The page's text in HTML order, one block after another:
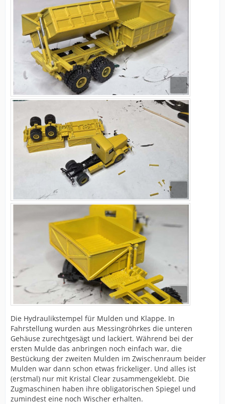
Die Hydraulikstempel für Mulden und Klappe. In
Fahrstellung wurden aus Messingröhrkes die unteren
Gehäuse zurechtgesägt und lackiert. Während bei der
ersten Mulde das anbringen noch einfach war, die
Bestückung der zweiten Mulden im Zwischenraum beider
Mulden war dann schon etwas frickeliger. Und alles ist
(erstmal) nur mit Kristal Clear zusammengeklebt. Die
Zugmaschinen haben ihre obligatorischen Spiegel und
zumindest eine noch Wischer erhalten.